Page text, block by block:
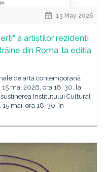
13 May 2026
a artiștilor rezidenți
din Roma, la ediția
de artă contemporană
mai 2026, ora 18. 30, la
Institutului Cultural
mai, ora 18. 30, în